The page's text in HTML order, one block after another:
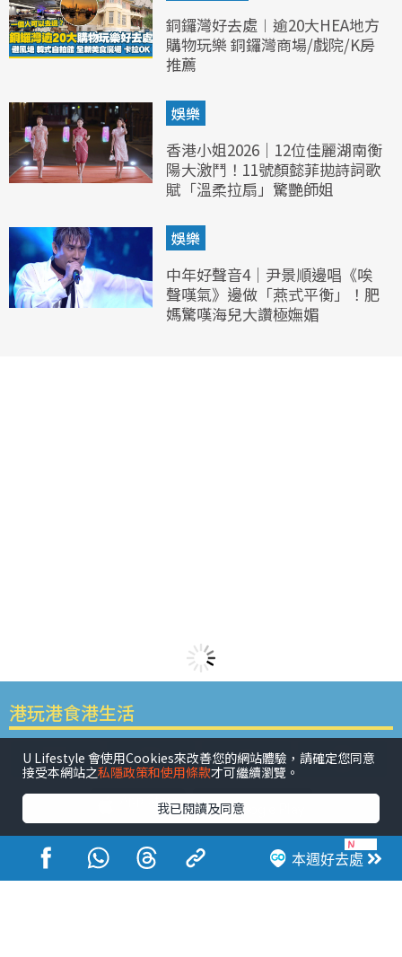
銅鑼灣好去處︱逾20大HEA地方
購物玩樂 銅鑼灣商場/戲院/K房
推薦
娛樂
香港小姐2026｜12位佳麗湖南衡
陽大激鬥！11號顏懿菲拋詩詞歌
賦「溫柔拉扇」驚艷師姐
娛樂
中年好聲音4｜尹景順邊唱《唉
聲嘆氣》邊做「燕式平衡」！肥
媽驚嘆海兒大讚極嫵媚
本週好去處
港玩港食港生活
活動展覽 市集 開倉 尖沙咀好去處 銅鑼灣好去處
元朗好去處
荃灣好去處 旺角好去處 社會 餐廳情報
戶外郊遊 社會福利
U Lifestyle 會使用Cookies來改善您的網站體驗，請確定您同意
接受本網站之私隱政策和使用條款才可繼續瀏覽。
我已閱讀及同意